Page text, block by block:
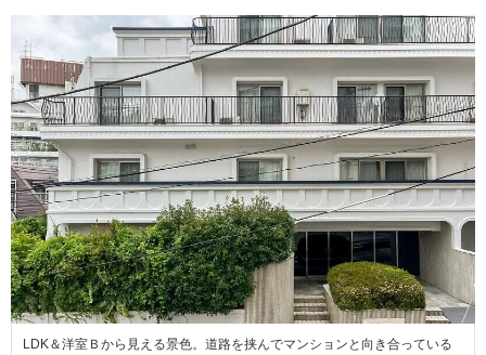
LDK＆洋室Ｂから見える景色。道路を挟んでマンションと向き合っている